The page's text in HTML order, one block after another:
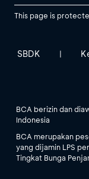
This page is
SBDK |
BCA berizin dan
Indonesia
BCA merupakan
yang dijamin LPS
Tingkat Bunga